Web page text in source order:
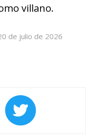
villano.
de julio de 2026